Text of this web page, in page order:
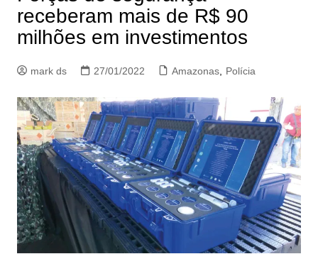
receberam mais de R$ 90
milhões em investimentos
mark ds 27/01/2022 Amazonas, Polícia